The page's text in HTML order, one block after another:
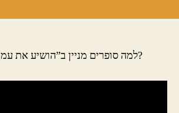
למה סופרים מניין ב”הושיע את עמך”? והאם זה מותר?